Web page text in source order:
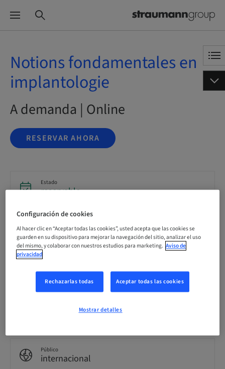
Notions fondamentales en
implantologie
A demanda | Online
RESERVAR AHORA
Estado
reservable
Francés
0.00 Puntos
Método de entrega
Público
internacional
Configuración de cookies
Al hacer clic en “Aceptar todas las cookies”, usted acepta que las cookies se
guarden en su dispositivo para mejorar la navegación del sitio, analizar el uso
del mismo, y colaborar con nuestros estudios para marketing. Aviso de
privacidad
Rechazarlas todas Aceptar todas las cookies
Mostrar detalles